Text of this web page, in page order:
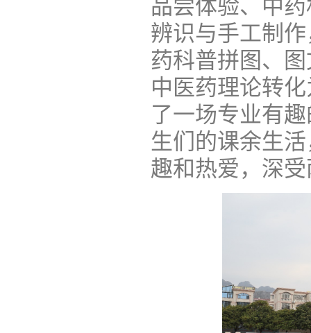
品尝体验、中
辨识与手工制
药科普拼图、
中医药理论转
了一场专业有
生们的课余生
趣和热爱，深